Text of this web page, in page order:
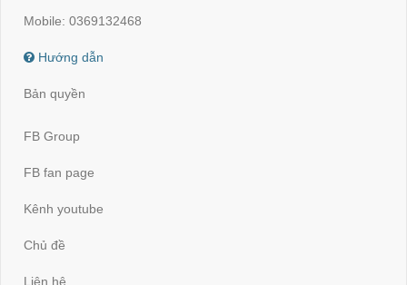
Mobile: 0369132468
Hướng dẫn
Bản quyền
FB Group
FB fan page
Kênh youtube
Chủ đề
Liên hệ